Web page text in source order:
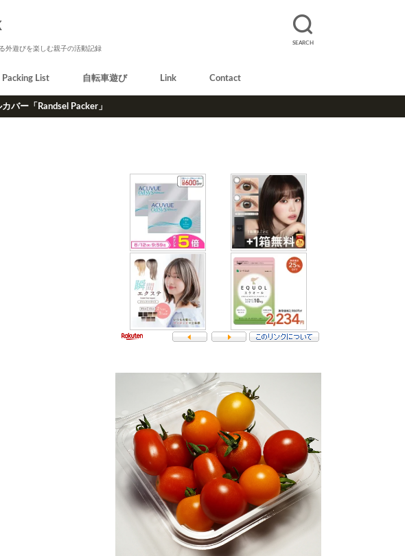
SEARCH
外遊びを楽しむ親子の活動記録
Packing List 自転車遊び Link Contact
バー「Randsel Packer」